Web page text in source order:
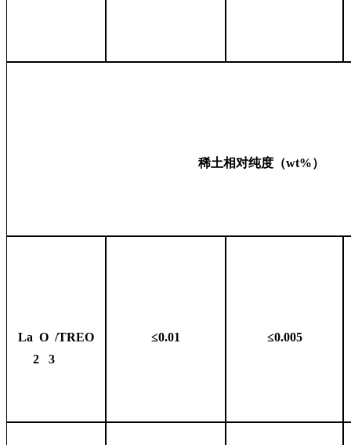
稀土相对纯度（wt%）
La
2
O
3
/TREO ≤0.01 ≤0.005